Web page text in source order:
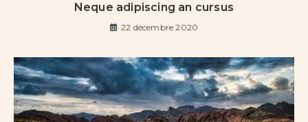
Neque adipiscing an cursus
22 décembre 2020